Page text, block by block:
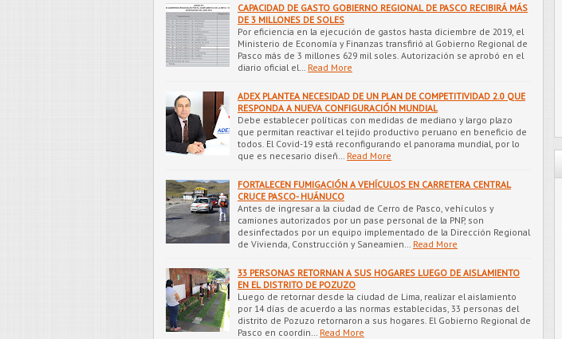
CAPACIDAD DE GASTO GOBIERNO REGIONAL DE PASCO RECIBIRÁ MÁS
DE 3 MILLONES DE SOLES
Por eficiencia en la ejecución de gastos hasta diciembre de 2019, el
Ministerio de Economía y Finanzas transfirió al Gobierno Regional de
Pasco más de 3 millones 629 mil soles. Autorización se aprobó en el
diario oficial el…
Read More
ADEX PLANTEA NECESIDAD DE UN PLAN DE COMPETITIVIDAD 2.0 QUE
RESPONDA A NUEVA CONFIGURACIÓN MUNDIAL
Debe establecer políticas con medidas de mediano y largo plazo
que permitan reactivar el tejido productivo peruano en beneficio de
todos. El Covid-19 está reconfigurando el panorama mundial, por lo
que es necesario diseñ…
Read More
FORTALECEN FUMIGACIÓN A VEHÍCULOS EN CARRETERA CENTRAL
CRUCE PASCO- HUÁNUCO
Antes de ingresar a la ciudad de Cerro de Pasco, vehículos y
camiones autorizados por un pase personal de la PNP, son
desinfectados por un equipo implementado de la Dirección Regional
de Vivienda, Construcción y Saneamien…
Read More
33 PERSONAS RETORNAN A SUS HOGARES LUEGO DE AISLAMIENTO
EN EL DISTRITO DE POZUZO
Luego de retornar desde la ciudad de Lima, realizar el aislamiento
por 14 días de acuerdo a las normas establecidas, 33 personas del
distrito de Pozuzo retornaron a sus hogares. El Gobierno Regional de
Pasco en coordin…
Read More